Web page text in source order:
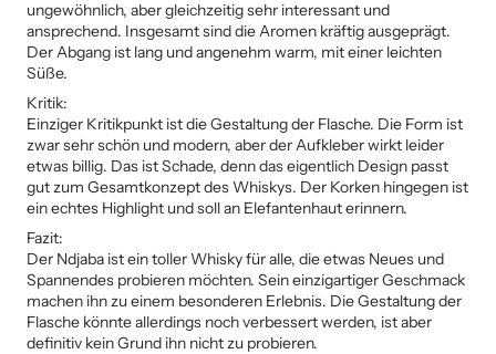
ungewöhnlich, aber gleichzeitig sehr interessant und
ansprechend. Insgesamt sind die Aromen kräftig ausgeprägt.
Der Abgang ist lang und angenehm warm, mit einer leichten
Süße.
Kritik:
Einziger Kritikpunkt ist die Gestaltung der Flasche. Die Form ist
zwar sehr schön und modern, aber der Aufkleber wirkt leider
etwas billig. Das ist Schade, denn das eigentlich Design passt
gut zum Gesamtkonzept des Whiskys. Der Korken hingegen ist
ein echtes Highlight und soll an Elefantenhaut erinnern.
Fazit:
Der Ndjaba ist ein toller Whisky für alle, die etwas Neues und
Spannendes probieren möchten. Sein einzigartiger Geschmack
machen ihn zu einem besonderen Erlebnis. Die Gestaltung der
Flasche könnte allerdings noch verbessert werden, ist aber
definitiv kein Grund ihn nicht zu probieren.